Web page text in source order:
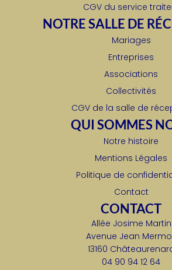
CGV du service
NOTRE SALLE DE
Mariages
Entreprises
Associations
Collectivités
CGV de la salle de
QUI SOMMES
Notre histoire
Mentions Légales
Politique de
Contact
CONTACT
Allée Josime Martin
Avenue Jean
13160
04 90 94 12 64